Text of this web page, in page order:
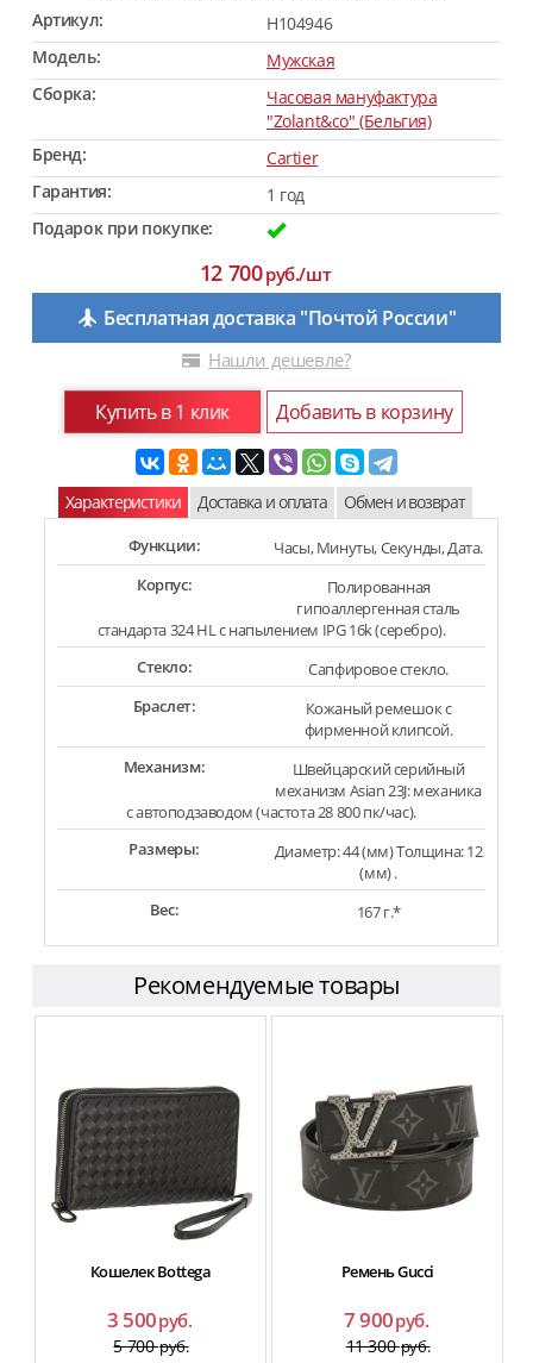
Артикул:
H104946
Модель:
Мужская
Сборка:
Часовая мануфактура
"Zolant&co" (Бельгия)
Бренд:
Cartier
Гарантия:
1 год
Подарок при покупке:
12 700руб./шт
Бесплатная доставка "Почтой России"
Нашли дешевле?
Купить в 1 клик Добавить в корзину
Характеристики Доставка и оплата Обмен и возврат
Функции:
Часы, Минуты, Секунды, Дата.
Корпус:
Полированная
гипоаллергенная сталь
стандарта 324 HL с напылением IPG 16k (серебро).
Стекло:
Сапфировое стекло.
Браслет:
Кожаный ремешок с
фирменной клипсой.
Механизм:
Швейцарский серийный
механизм Asian 23J: механика
с автоподзаводом (частота 28 800 пк/час).
Размеры:
Диаметр: 44 (мм) Толщина: 12
(мм) .
Вес:
167 г.*
Рекомендуемые товары
Кошелек Bottega
3 500руб.
5 700руб.
Ремень Gucci
7 900руб.
11 300руб.